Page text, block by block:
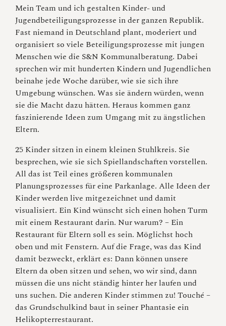
Mein Team und ich gestalten Kinder- und
Jugendbeteiligungsprozesse in der ganzen Republik.
Fast niemand in Deutschland plant, moderiert und
organisiert so viele Beteiligungsprozesse mit jungen
Menschen wie die S&N Kommunalberatung. Dabei
sprechen wir mit hunderten Kindern und Jugendlichen
beinahe jede Woche darüber, wie sie sich ihre
Umgebung wünschen. Was sie ändern würden, wenn
sie die Macht dazu hätten. Heraus kommen ganz
faszinierende Ideen zum Umgang mit zu ängstlichen
Eltern.
25 Kinder sitzen in einem kleinen Stuhlkreis. Sie
besprechen, wie sie sich Spiellandschaften vorstellen.
All das ist Teil eines größeren kommunalen
Planungsprozesses für eine Parkanlage. Alle Ideen der
Kinder werden live mitgezeichnet und damit
visualisiert. Ein Kind wünscht sich einen hohen Turm
mit einem Restaurant darin. Nur warum? – Ein
Restaurant für Eltern soll es sein. Möglichst hoch
oben und mit Fenstern. Auf die Frage, was das Kind
damit bezweckt, erklärt es: Dann können unsere
Eltern da oben sitzen und sehen, wo wir sind, dann
müssen die uns nicht ständig hinter her laufen und
uns suchen. Die anderen Kinder stimmen zu! Touché –
das Grundschulkind baut in seiner Phantasie ein
Helikopterrestaurant.